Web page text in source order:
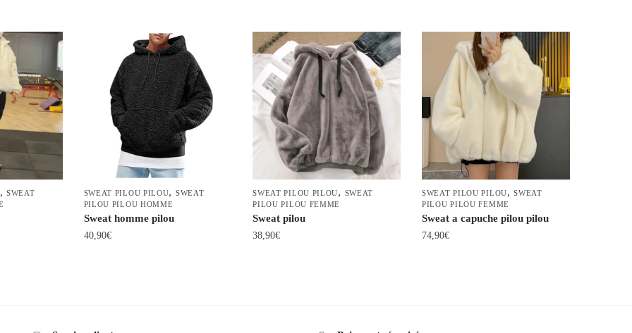
,SWEAT
SWEAT PILOU PILOU, SWEAT
PILOU PILOU HOMME
Sweat homme pilou
40,90€
variations.
SWEAT PILOU PILOU, SWEAT
PILOU PILOU FEMME
Sweat pilou
38,90€
SWEAT PILOU PILOU,SWEAT
PILOU PILOU FEMME
Sweat a capuche pilou pilou
74,90€